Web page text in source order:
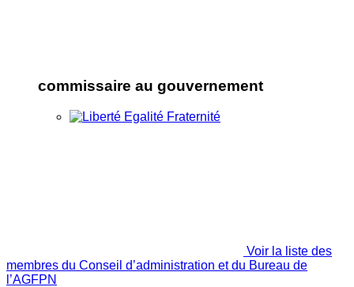
commissaire au gouvernement
Voir la liste des
membres du Conseil d’administration et du Bureau de
l’AGFPN